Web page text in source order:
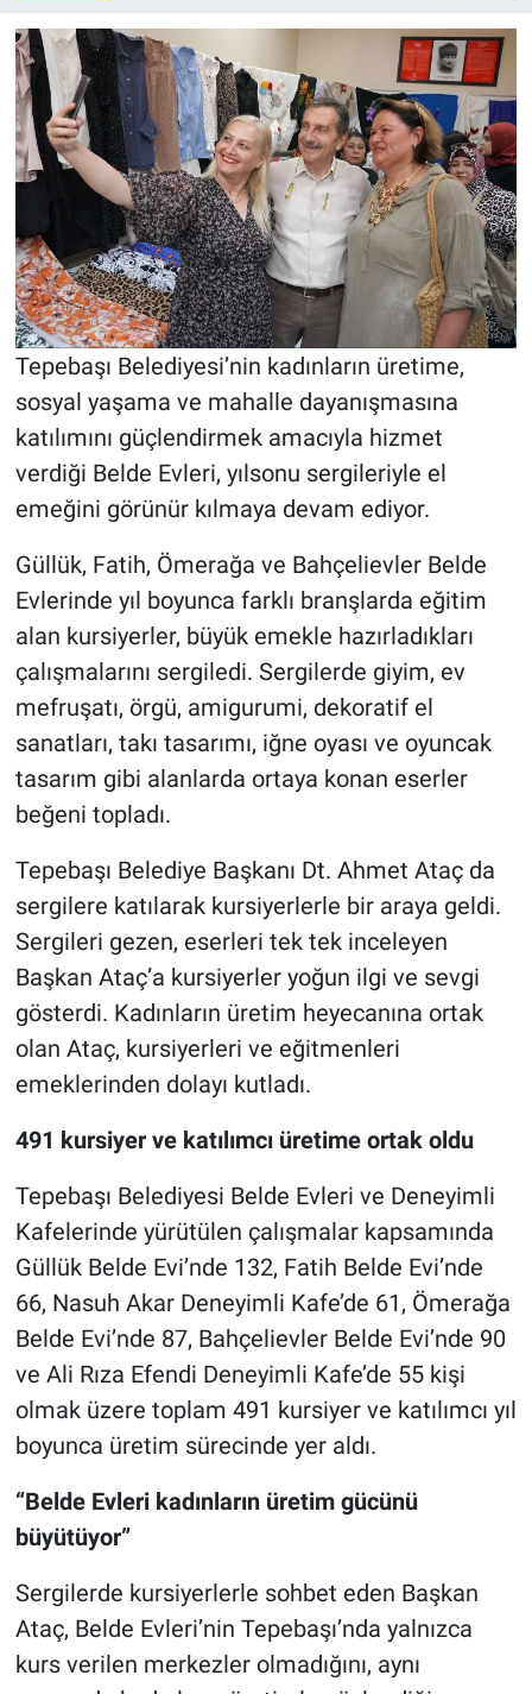
Tepebaşı Belediyesi’nin kadınların üretime,
sosyal yaşama ve mahalle dayanışmasına
katılımını güçlendirmek amacıyla hizmet
verdiği Belde Evleri, yılsonu sergileriyle el
emeğini görünür kılmaya devam ediyor.
Güllük, Fatih, Ömerağa ve Bahçelievler Belde
Evlerinde yıl boyunca farklı branşlarda eğitim
alan kursiyerler, büyük emekle hazırladıkları
çalışmalarını sergiledi. Sergilerde giyim, ev
mefruşatı, örgü, amigurumi, dekoratif el
sanatları, takı tasarımı, iğne oyası ve oyuncak
tasarım gibi alanlarda ortaya konan eserler
beğeni topladı.
Tepebaşı Belediye Başkanı Dt. Ahmet Ataç da
sergilere katılarak kursiyerlerle bir araya geldi.
Sergileri gezen, eserleri tek tek inceleyen
Başkan Ataç’a kursiyerler yoğun ilgi ve sevgi
gösterdi. Kadınların üretim heyecanına ortak
olan Ataç, kursiyerleri ve eğitmenleri
emeklerinden dolayı kutladı.
491 kursiyer ve katılımcı üretime ortak oldu
Tepebaşı Belediyesi Belde Evleri ve Deneyimli
Kafelerinde yürütülen çalışmalar kapsamında
Güllük Belde Evi’nde 132, Fatih Belde Evi’nde
66, Nasuh Akar Deneyimli Kafe’de 61, Ömerağa
Belde Evi’nde 87, Bahçelievler Belde Evi’nde 90
ve Ali Rıza Efendi Deneyimli Kafe’de 55 kişi
olmak üzere toplam 491 kursiyer ve katılımcı yıl
boyunca üretim sürecinde yer aldı.
“Belde Evleri kadınların üretim gücünü
büyütüyor”
Sergilerde kursiyerlerle sohbet eden Başkan
Ataç, Belde Evleri’nin Tepebaşı’nda yalnızca
kurs verilen merkezler olmadığını, aynı